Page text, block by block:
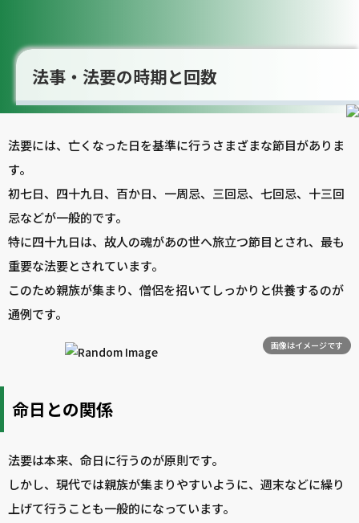
法事・法要の時期と回数
法要には、亡くなった日を基準に行うさまざまな節目がありま
す。
初七日、四十九日、百か日、一周忌、三回忌、七回忌、十三回
忌などが一般的です。
特に四十九日は、故人の魂があの世へ旅立つ節目とされ、最も
重要な法要とされています。
このため親族が集まり、僧侶を招いてしっかりと供養するのが
通例です。
画像はイメージです
命日との関係
法要は本来、命日に行うのが原則です。
しかし、現代では親族が集まりやすいように、週末などに繰り
上げて行うことも一般的になっています。